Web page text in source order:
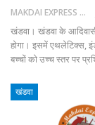
MAKDAI EXPRESS 24
खंडवा। खंडवा के आदिवासी
होगा। इसमें एथलेटिक्स,
बच्चों को उच्च स्तर पर
खंडवा